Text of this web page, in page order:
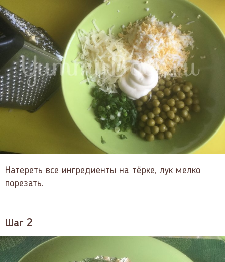
Натереть все ингредиенты на тёрке, лук мелко
порезать.
Шаг 2